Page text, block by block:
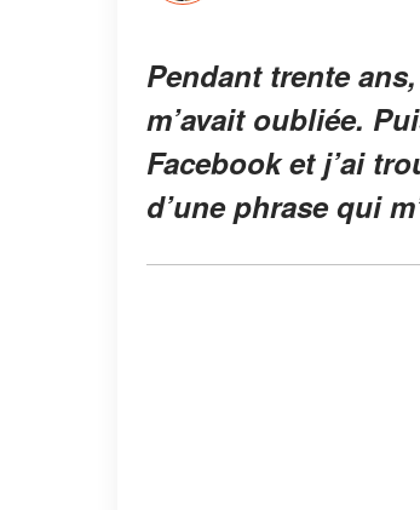
Pendant trente
m’avait oubliée.
Facebook et j’ai
d’une phrase qui